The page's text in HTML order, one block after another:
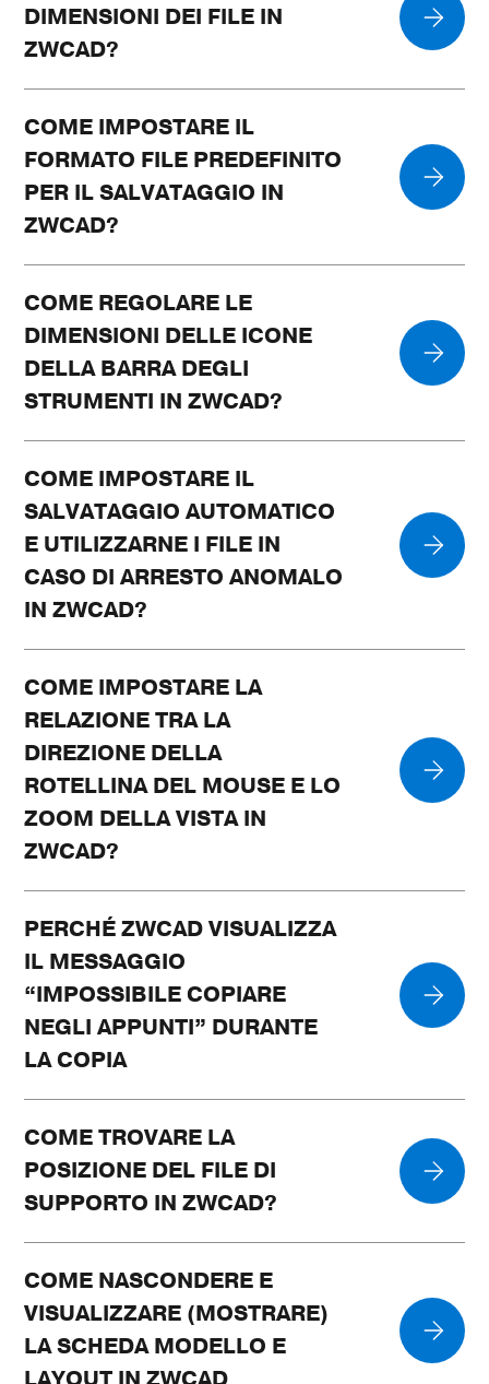
DIMENSIONI DEI FILE IN
ZWCAD?
COME IMPOSTARE IL
FORMATO FILE PREDEFINITO
PER IL SALVATAGGIO IN
ZWCAD?
COME REGOLARE LE
DIMENSIONI DELLE ICONE
DELLA BARRA DEGLI
STRUMENTI IN ZWCAD?
COME IMPOSTARE IL
SALVATAGGIO AUTOMATICO
E UTILIZZARNE I FILE IN
CASO DI ARRESTO ANOMALO
IN ZWCAD?
COME IMPOSTARE LA
RELAZIONE TRA LA
DIREZIONE DELLA
ROTELLINA DEL MOUSE E LO
ZOOM DELLA VISTA IN
ZWCAD?
PERCHÉ ZWCAD VISUALIZZA
IL MESSAGGIO
“IMPOSSIBILE COPIARE
NEGLI APPUNTI” DURANTE
LA COPIA
COME TROVARE LA
POSIZIONE DEL FILE DI
SUPPORTO IN ZWCAD?
COME NASCONDERE E
VISUALIZZARE (MOSTRARE)
LA SCHEDA MODELLO E